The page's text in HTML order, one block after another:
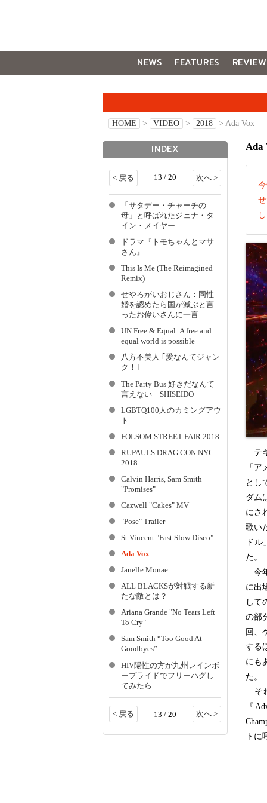
NEWS FEATURES
REVIEW
HOME > VIDEO > 2018 > Ada Vox
Ada
テ
「
とし
ダム
にさ
歌い
ド
た。
今
に出
して
の部
回、
する
にも
た。
そ
『
トに
INDEX
< 戻る 13 / 20 次へ >
「サタデー・チャーチの
母」と呼ばれたジェナ・タ
イン・メイヤー
ドラマ『トモちゃんとマサ
さん』
This Is Me (The Reimagined
Remix)
せやろがいおじさん：同性
婚を認めたら国が滅ぶと言
ったお偉いさんに一言
UN Free & Equal: A free and
equal world is possible
八方不美人 ｢愛なんてジャン
ク！｣
The Party Bus 好きだなんて
言えない｜SHISEIDO
LGBTQ100人のカミングアウ
ト
FOLSOM STREET FAIR 2018
RUPAULS DRAG CON NYC
2018
Calvin Harris, Sam Smith
"Promises"
Cazwell "Cakes" MV
"Pose" Trailer
St.Vincent "Fast Slow Disco"
Ada Vox
Janelle Monae
ALL BLACKSが対戦する新
たな敵とは？
Ariana Grande "No Tears Left
To Cry"
Sam Smith “Too Good At
Goodbyes”
HIV陽性の方が九州レインボ
ープライドでフリーハグし
てみたら
< 戻る 13 / 20 次へ >